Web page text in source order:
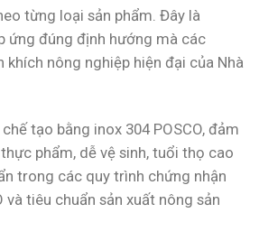
từng loại sản phẩm. Đây là
ứng đúng định hướng mà các
khích nông nghiệp hiện đại của Nhà
tạo bằng inox 304 POSCO, đảm
phẩm, dễ vệ sinh, tuổi thọ cao
trong các quy trình chứng nhận
và tiêu chuẩn sản xuất nông sản